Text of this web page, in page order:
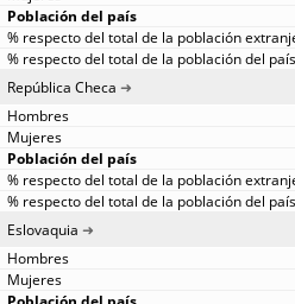
República Checa
Eslovaquia